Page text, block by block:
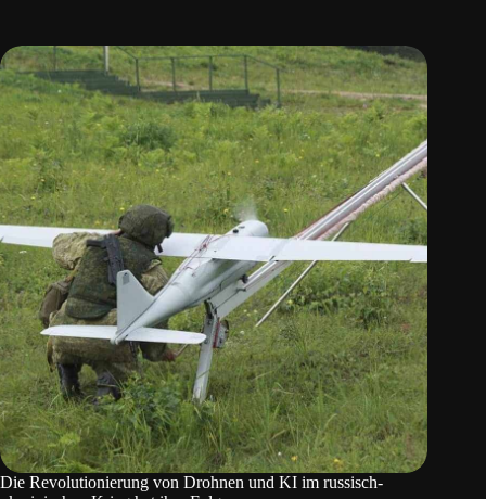
Die Revolutionierung von Drohnen und KI im russisch-